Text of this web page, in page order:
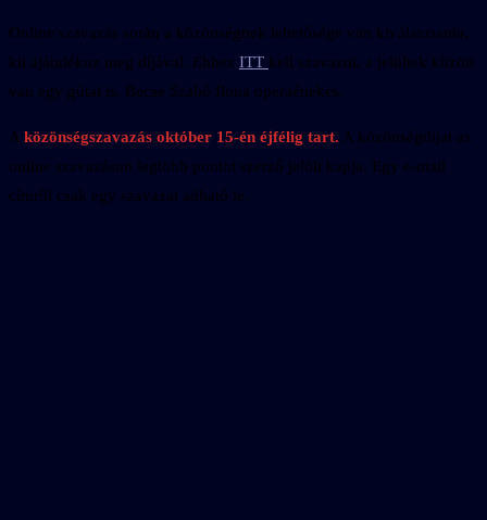
Online szavazás során a közönségnek lehetősége van kiválasztania,
kit ajándékoz meg díjával. Ehhez ITT kell szavazni, a jelöltek között
van egy gútai is, Becse Szabó Ilona operaénekes.
A közönségszavazás október 15-én éjfélig tart. A közönségdíjat az
online szavazáson legtöbb pontot szerző jelölt kapja. Egy e-mail
címről csak egy szavazat adható le.